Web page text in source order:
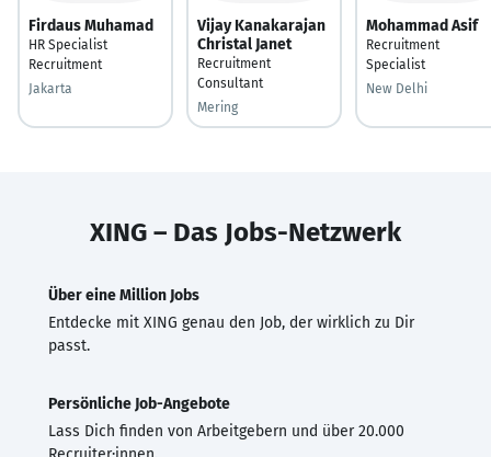
Firdaus Muhamad
HR Specialist
Recruitment
Jakarta
Vijay Kanakarajan
Christal Janet
Recruitment
Consultant
Mering
Mohammad Asif
Recruitment
Specialist
New Delhi
XING – Das Jobs-Netzwerk
Über eine Million Jobs
Entdecke mit XING genau den Job, der wirklich zu Dir
passt.
Persönliche Job-Angebote
Lass Dich finden von Arbeitgebern und über 20.000